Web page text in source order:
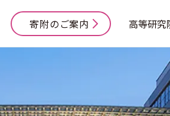
寄附のご案内 高等研究